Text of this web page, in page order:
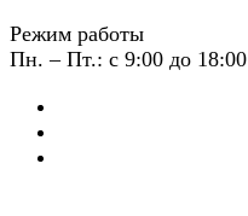
Режим работы
Пн. – Пт.: с 9:00 до 18:00